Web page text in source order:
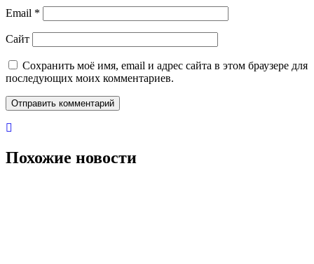
Email *
Сайт
Сохранить моё имя, email и адрес сайта в этом браузере для
последующих моих комментариев.
Похожие новости